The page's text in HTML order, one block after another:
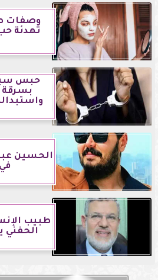
وصفات
تهدئة
الحسين
طبيب
الحفني